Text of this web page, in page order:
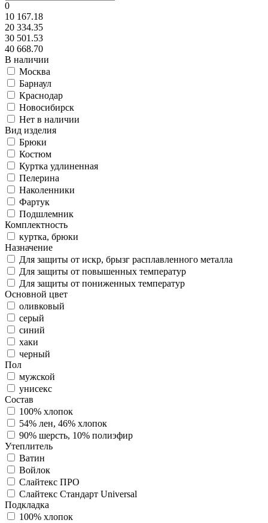
0
10 167.18
20 334.35
30 501.53
40 668.70
В наличии
Москва
Барнаул
Краснодар
Новосибирск
Нет в наличии
Вид изделия
Брюки
Костюм
Куртка удлиненная
Пелерина
Наколенники
Фартук
Подшлемник
Комплектность
куртка, брюки
Назначение
Для защиты от искр, брызг расплавленного металла
Для защиты от повышенных температур
Для защиты от пониженных температур
Основной цвет
оливковый
серый
синий
хаки
черный
Пол
мужской
унисекс
Состав
100% хлопок
54% лен, 46% хлопок
90% шерсть, 10% полиэфир
Утеплитель
Ватин
Войлок
Слайтекс ПРО
Слайтекс Стандарт Universal
Подкладка
100% хлопок